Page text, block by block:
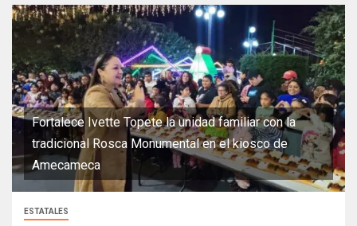
Fortalece Ivette Topete la unidad familiar con la
tradicional Rosca Monumental en el kiosco de
Amecameca
ESTATALES